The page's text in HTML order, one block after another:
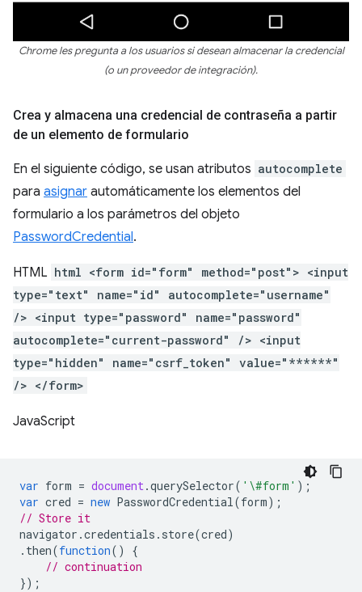
Chrome les pregunta a los usuarios si desean almacenar la credencial
(o un proveedor de integración).
Crea y almacena una credencial de contraseña a partir
de un elemento de formulario
En el siguiente código, se usan atributos autocomplete
para asignar automáticamente los elementos del
formulario a los parámetros del objeto
PasswordCredential.
HTML html <form id="form" method="post"> <input
type="text" name="id" autocomplete="username"
/> <input type="password" name="password"
autocomplete="current-password" /> <input
type="hidden" name="csrf_token" value="******"
/> </form>
JavaScript
var form = document.querySelector( '\#form' );
var cred = new PasswordCredential(form);
// Store it
navigator .credentials . store(cred)
. then(function()
{
// continuation
});